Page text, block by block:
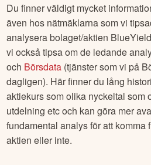
Du finner väldigt mycket
även hos nätmäklarna som vi
analysera bolaget/aktien BlueYield
vi också tipsa om de ledande
och Börsdata (tjänster som vi på
dagligen). Här finner du lång
aktiekurs som olika nyckeltal som
utdelning etc och kan göra mer
fundamental analys för att komma
aktien eller inte.